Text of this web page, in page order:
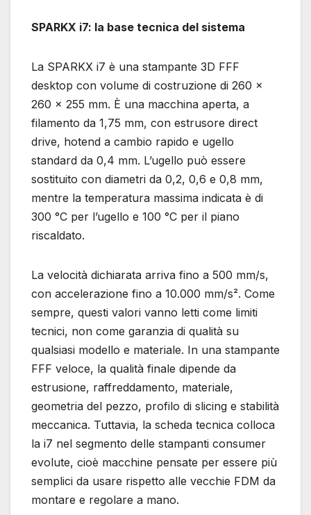
SPARKX i7: la base tecnica del sistema
La SPARKX i7 è una stampante 3D FFF
desktop con volume di costruzione di 260 ×
260 × 255 mm. È una macchina aperta, a
filamento da 1,75 mm, con estrusore direct
drive, hotend a cambio rapido e ugello
standard da 0,4 mm. L’ugello può essere
sostituito con diametri da 0,2, 0,6 e 0,8 mm,
mentre la temperatura massima indicata è di
300 °C per l’ugello e 100 °C per il piano
riscaldato.
La velocità dichiarata arriva fino a 500 mm/s,
con accelerazione fino a 10.000 mm/s². Come
sempre, questi valori vanno letti come limiti
tecnici, non come garanzia di qualità su
qualsiasi modello e materiale. In una stampante
FFF veloce, la qualità finale dipende da
estrusione, raffreddamento, materiale,
geometria del pezzo, profilo di slicing e stabilità
meccanica. Tuttavia, la scheda tecnica colloca
la i7 nel segmento delle stampanti consumer
evolute, cioè macchine pensate per essere più
semplici da usare rispetto alle vecchie FDM da
montare e regolare a mano.